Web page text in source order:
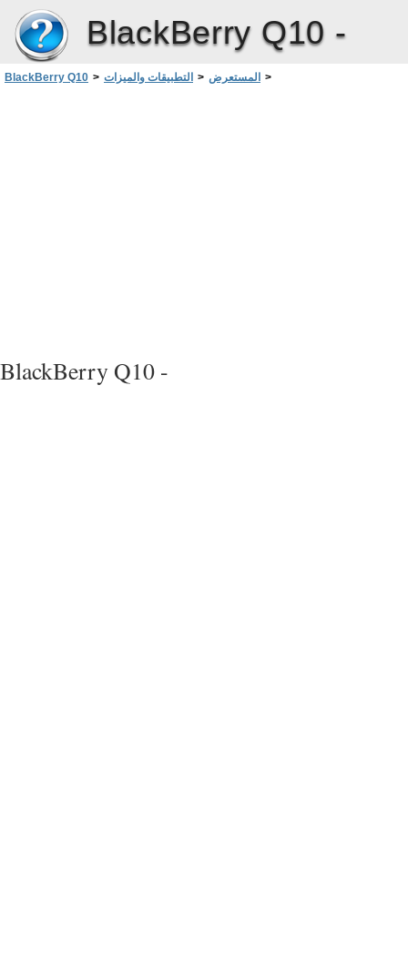
BlackBerry Q10 -
BlackBerry Q10 > التطبيقات والميزات > المستعرض >
BlackBerry Q10 -